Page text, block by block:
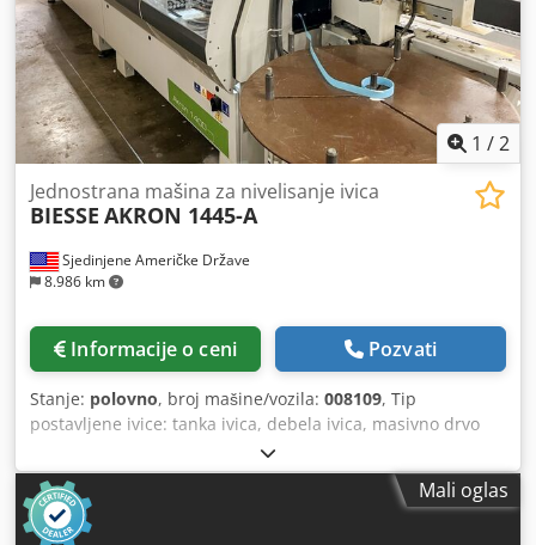
1 /2
Sjedinjene Američke Države
8.986 km
Jednostrana mašina za nivelisanje ivica
BIESSE AKRON 1445-A
Informacije o ceni Pozvati
Stanje: polovno, broj mašine/vozila: 008109, Tip
postavljene ivice: tanka ivica, debela ivica, masivno drvo
Sistem lepljenja: EVA Spajajuće glodanje: da Cedpew Idc
Dofx Ai Ssha Multifunkcionalni agregat: da Maksimalna
debljina ploče: 12 mm Radni agregati: 9 kom
Mali oglas